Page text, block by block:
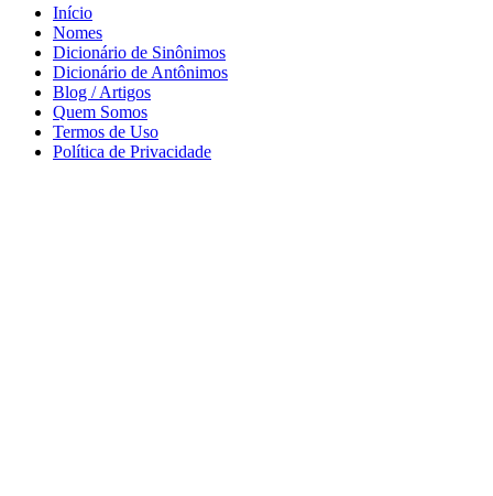
Início
Nomes
Dicionário de Sinônimos
Dicionário de Antônimos
Blog / Artigos
Quem Somos
Termos de Uso
Política de Privacidade